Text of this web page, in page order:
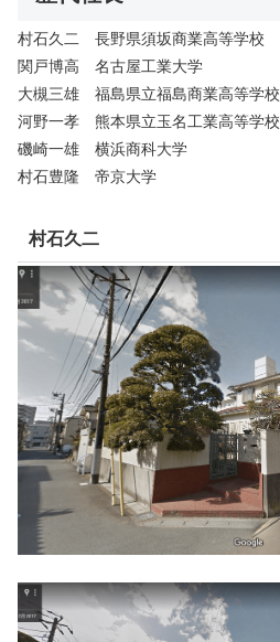
村石久二 長野県須坂商業高等学校
関戸博高 名古屋工業大学
大槻三雄 福島県立福島商業高等学校
河野一孝 熊本県立玉名工業高等学校
磯崎一雄 横浜商科大学
村石豊隆 帝京大学
村石久二